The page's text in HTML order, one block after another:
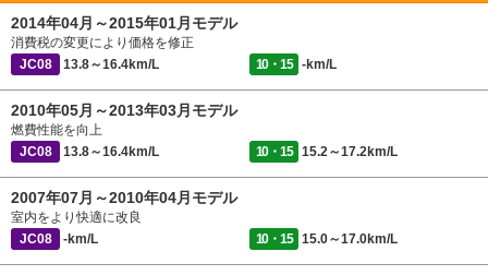
2014年04月～2015年01月モデル
消費税の変更により価格を修正
JC08
13.8～16.4km/L 10・15 -km/L
2010年05月～2013年03月モデル
燃費性能を向上
JC08
13.8～16.4km/L 10・15 15.2～17.2km/L
2007年07月～2010年04月モデル
室内をより快適に改良
JC08
-km/L 10・15 15.0～17.0km/L